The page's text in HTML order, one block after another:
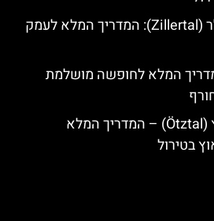
אטרקציות בעמק צילר (Zillertal): המדריך המלא לעמק
המלא לחופשה מושלמת
אטרקציות בעמק אוץ (Ötztal) – המדריך המלא
בטירול